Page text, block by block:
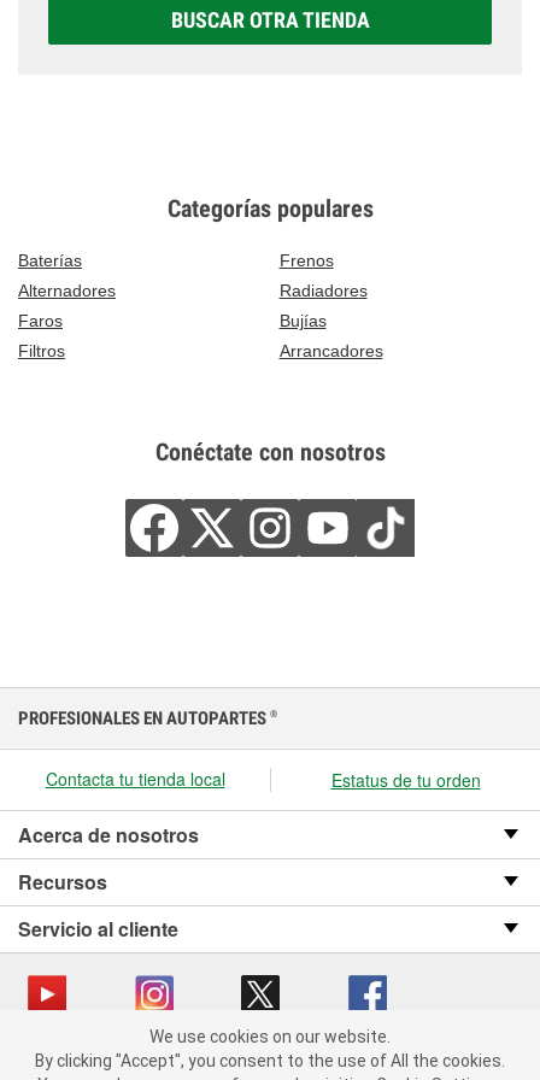
BUSCAR OTRA TIENDA
Categorías populares
Baterías
Frenos
Alternadores
Radiadores
Faros
Bujías
Filtros
Arrancadores
Conéctate con nosotros
We use cookies on our website. By clicking "Accept", you consent
to the use of All the cookies.
PROFESIONALES EN AUTOPARTES ®
Contacta tu tienda local Estatus de tu orden
Acerca de nosotros
Recursos
Servicio al cliente
Copyright © 2008-2026 O’Reilly Auto Parts v OST_3.2.0.0.729 (3) cv1361
We use cookies on our website.
By clicking "Accept", you consent to the use of All the cookies.